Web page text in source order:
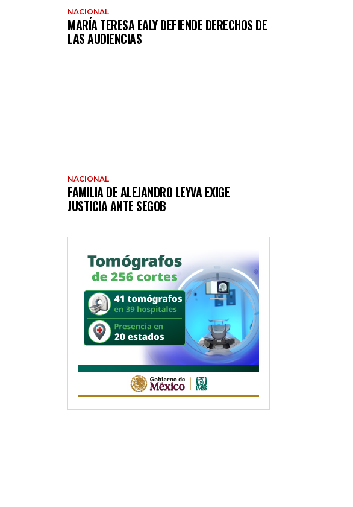
NACIONAL
MARÍA TERESA EALY DEFIENDE DERECHOS DE
LAS AUDIENCIAS
NACIONAL
FAMILIA DE ALEJANDRO LEYVA EXIGE
JUSTICIA ANTE SEGOB